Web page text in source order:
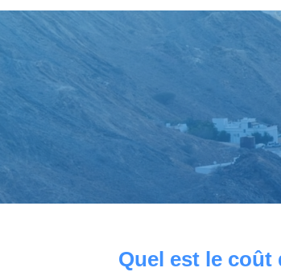
Quel est le coût